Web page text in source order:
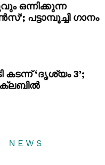
ഒന്നിക്കുന്ന
പട്ടാമ്പൂച്ചി ഗാനം
കടന്ന് ‘ദൃശ്യം 3’;
ക്ലബിൽ
NEWS